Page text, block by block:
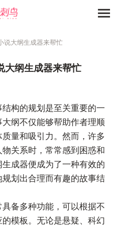
说大纲生成器来帮忙
大纲生成器来帮忙
构的规划是至关重要的一
纲不仅能够帮助作者理顺
量和吸引力。然而，许多
关系时，常常感到困惑和
成器便成为了一种有效的
划出合理而有趣的故事结
备多种功能，可以根据不
模板。无论是悬疑、科幻